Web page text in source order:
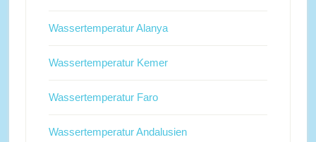
Wassertemperatur Alanya
Wassertemperatur Kemer
Wassertemperatur Faro
Wassertemperatur Andalusien